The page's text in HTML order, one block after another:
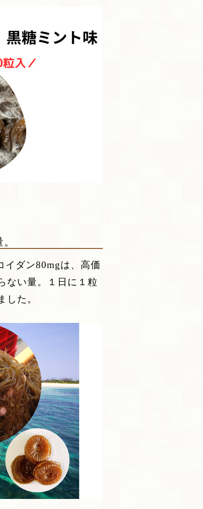
イダン80mgは、高価
ない量。１日に１粒
した。